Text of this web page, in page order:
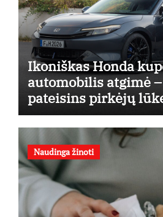
Ikoniškas Honda
automobilis atgimė
pateisins pirkėjų
Naudinga žinoti